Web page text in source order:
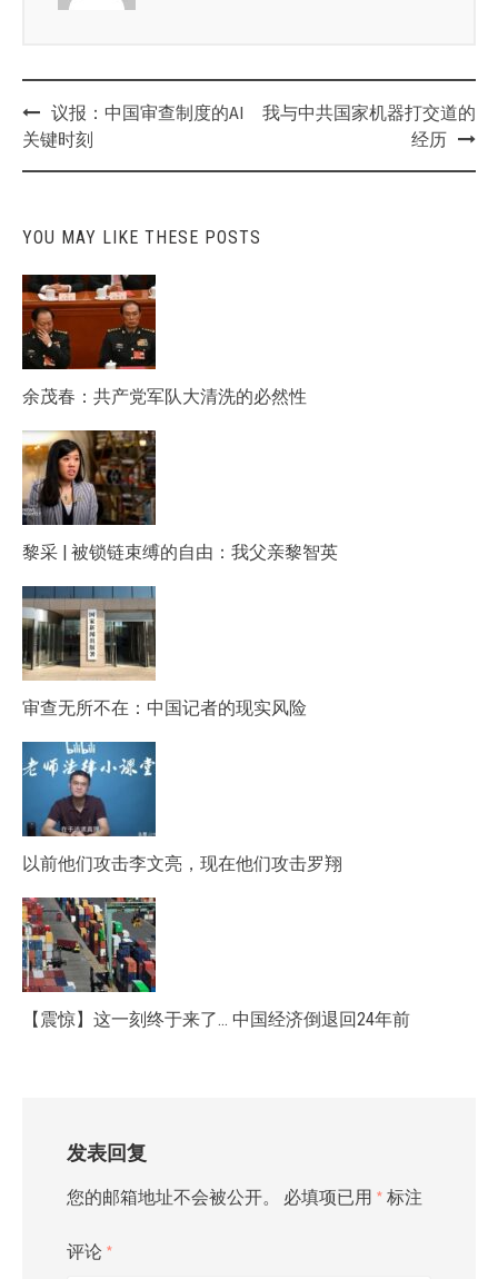
Post
navigation
议报：中国审查制度的AI
关键时刻
我与中共国家机器打交道的
经历
YOU MAY LIKE THESE POSTS
余茂春：共产党军队大清洗的必然性
黎采 | 被锁链束缚的自由：我父亲黎智英
审查无所不在：中国记者的现实风险
以前他们攻击李文亮，现在他们攻击罗翔
【震惊】这一刻终于来了… 中国经济倒退回24年前
发表回复
您的邮箱地址不会被公开。 必填项已用 * 标注
评论 *